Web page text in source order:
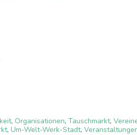
, Organisationen, Tauschmarkt,
, Um-Welt-Werk-Stadt,